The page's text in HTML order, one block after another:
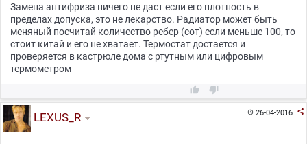
Замена антифриза ничего не даст если его плотность в
пределах допуска, это не лекарство. Радиатор может быть
меняный посчитай количество ребер (сот) если меньше 100, то
стоит китай и его не хватает. Термостат достается и
проверяется в кастрюле дома с ртутным или цифровым
термометром
 
26-04-2016 
LEXUS_R